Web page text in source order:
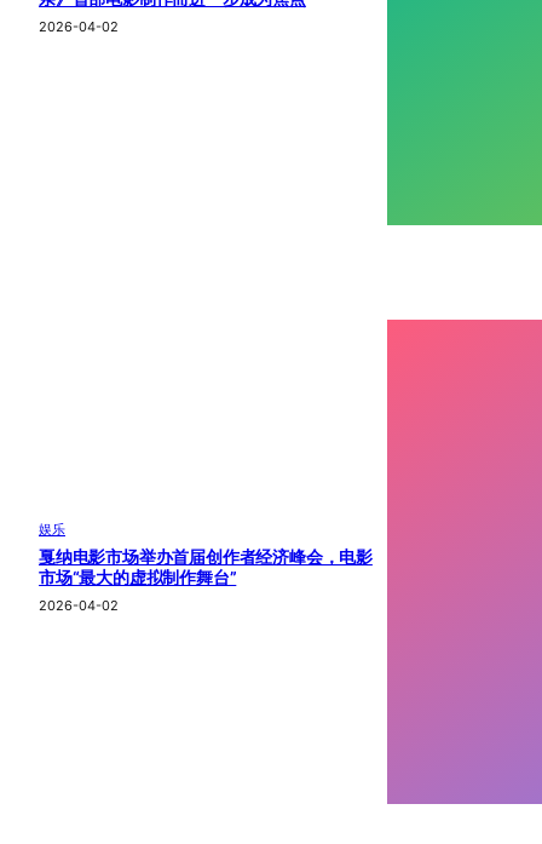
2026-04-02
娱乐
戛纳电影市场举办首届创作者经济峰会，电影
市场“最大的虚拟制作舞台”
2026-04-02